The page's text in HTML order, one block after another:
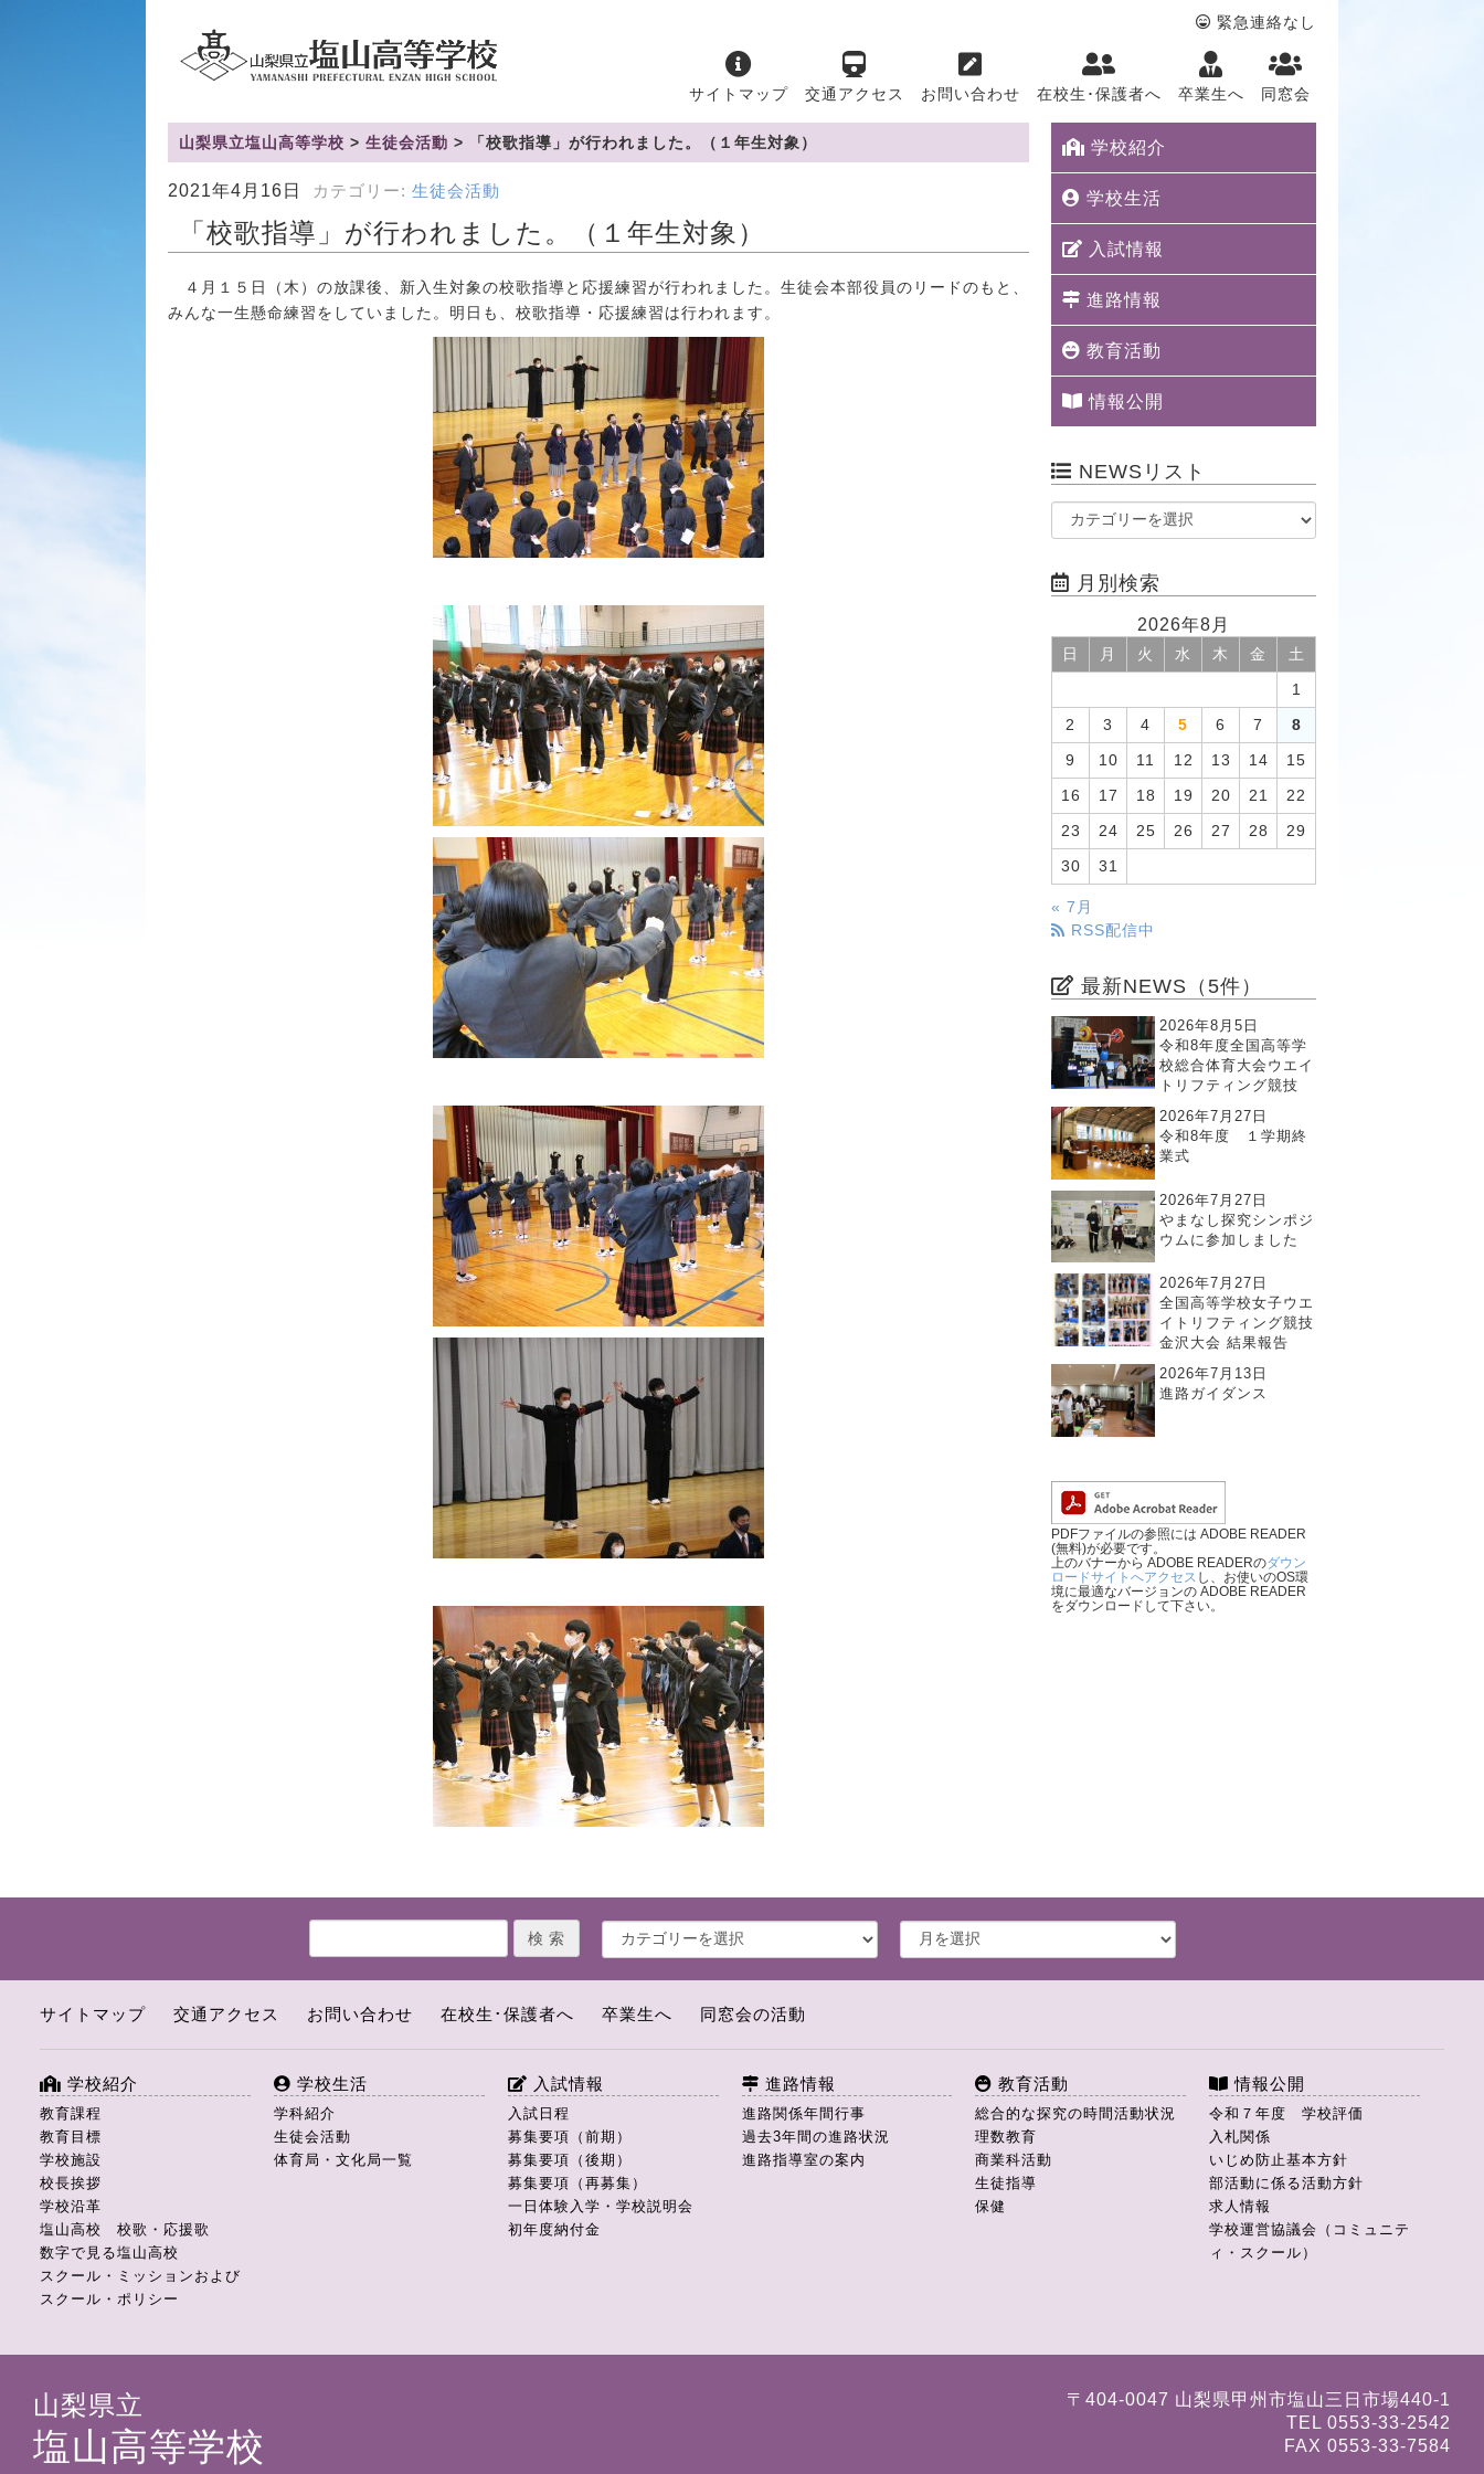
緊急連絡なし
サイトマップ 交通アクセス お問い合わせ 在校生･保護者へ 卒業生へ 同窓会
山梨県立塩山高等学校 > 生徒会活動 > 「校歌指導」が行われました。（１年生対象）
2021年4月16日 カテゴリー: 生徒会活動
「校歌指導」が行われました。（１年生対象）
４月１５日（木）の放課後、新入生対象の校歌指導と応援練習が行われました。生徒会本部役員のリードのもと、
みんな一生懸命練習をしていました。明日も、校歌指導・応援練習は行われます。
学校紹介
学校生活
入試情報
進路情報
教育活動
情報公開
NEWSリスト
月別検索
2026年8月
日 月 火 水 木 金 土
1
2 3 4 5 6 7 8
9 10 11 12 13 14 15
16 17 18 19 20 21 22
23 24 25 26 27 28 29
30 31
« 7月
RSS配信中
最新NEWS（5件）
2026年8月5日
令和8年度全国高等学
校総合体育大会ウエイ
トリフティング競技
2026年7月27日
令和8年度 １学期終
業式
2026年7月27日
やまなし探究シンポジ
ウムに参加しました
2026年7月27日
全国高等学校女子ウエ
イトリフティング競技
金沢大会 結果報告
2026年7月13日
進路ガイダンス
PDFファイルの参照には ADOBE READER
(無料)が必要です。
上のバナーから ADOBE READERのダウン
ロードサイトへアクセス し、お使いのOS環
境に最適なバージョンの ADOBE READER
をダウンロードして下さい。
サイトマップ 交通アクセス お問い合わせ 在校生･保護者へ 卒業生へ 同窓会の活動
学校紹介
教育課程
教育目標
学校施設
校長挨拶
学校沿革
塩山高校 校歌・応援歌
数字で見る塩山高校
スクール・ミッションおよび
スクール・ポリシー
学校生活
学科紹介
生徒会活動
体育局・文化局一覧
入試情報
入試日程
募集要項（前期）
募集要項（後期）
募集要項（再募集）
一日体験入学・学校説明会
初年度納付金
進路情報
進路関係年間行事
過去3年間の進路状況
進路指導室の案内
教育活動
総合的な探究の時間活動状況
理数教育
商業科活動
生徒指導
保健
情報公開
令和７年度 学校評価
入札関係
いじめ防止基本方針
部活動に係る活動方針
求人情報
学校運営協議会（コミュニテ
ィ・スクール）
山梨県立
塩山高等学校
〒404-0047 山梨県甲州市塩山三日市場440-1
TEL 0553-33-2542
FAX 0553-33-7584